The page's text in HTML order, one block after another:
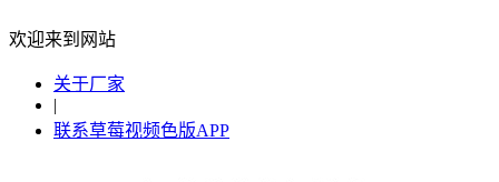
欢迎来到网站
关于厂家
|
联系草莓视频色版APP